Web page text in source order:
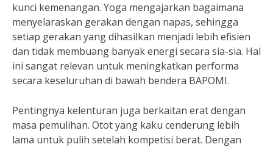
kunci kemenangan. Yoga mengajarkan bagaimana
menyelaraskan gerakan dengan napas, sehingga
setiap gerakan yang dihasilkan menjadi lebih efisien
dan tidak membuang banyak energi secara sia-sia. Hal
ini sangat relevan untuk meningkatkan performa
secara keseluruhan di bawah bendera BAPOMI.
Pentingnya kelenturan juga berkaitan erat dengan
masa pemulihan. Otot yang kaku cenderung lebih
lama untuk pulih setelah kompetisi berat. Dengan